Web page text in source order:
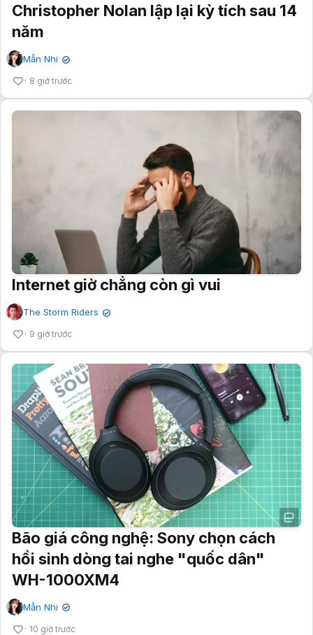
Christopher Nolan lập lại kỳ tích sau 14
năm
Mẫn Nhi ✔
8 giờ trước
Internet giờ chẳng còn gì vui
The Storm Riders ✔
9 giờ trước
Bão giá công nghệ: Sony chọn cách
hồi sinh dòng tai nghe "quốc dân"
WH-1000XM4
Mẫn Nhi ✔
10 giờ trước